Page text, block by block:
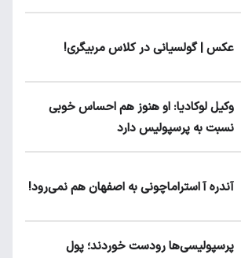
عکس | گولسیانی در کلاس مربیگری!
وکیل لوکادیا: او هنوز هم احساس خوبی
نسبت به پرسپولیس دارد
آندره آ استراماچونی به اصفهان هم نمی‌رود!
پرسپولیسی‌ها رودست خوردند؛ پول